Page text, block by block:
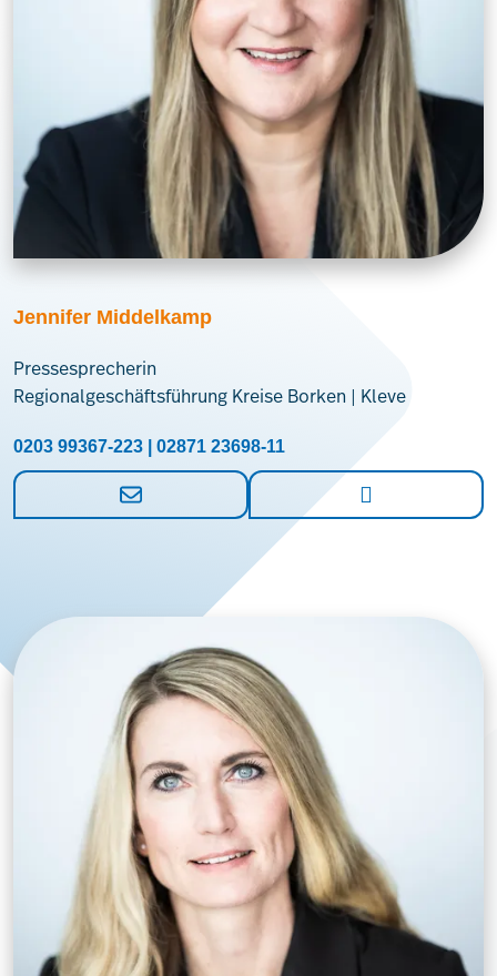
Jennifer Middelkamp
Pressesprecherin
Regionalgeschäftsführung Kreise Borken | Kleve
0203 99367-223 | 02871 23698-11